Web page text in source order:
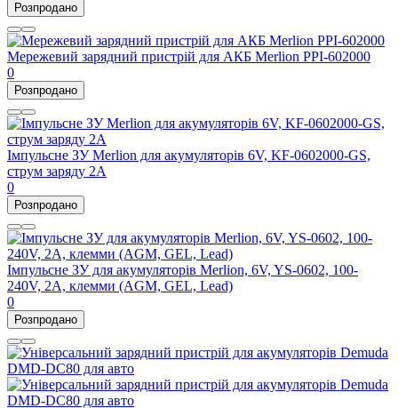
Розпродано
Мережевий зарядний пристрій для АКБ Merlion PPI-602000
0
Розпродано
Імпульсне ЗУ Merlion для акумуляторів 6V, KF-0602000-GS,
струм заряду 2А
0
Розпродано
Імпульсне ЗУ для акумуляторів Merlion, 6V, YS-0602, 100-
240V, 2A, клемми (AGM, GEL, Lead)
0
Розпродано